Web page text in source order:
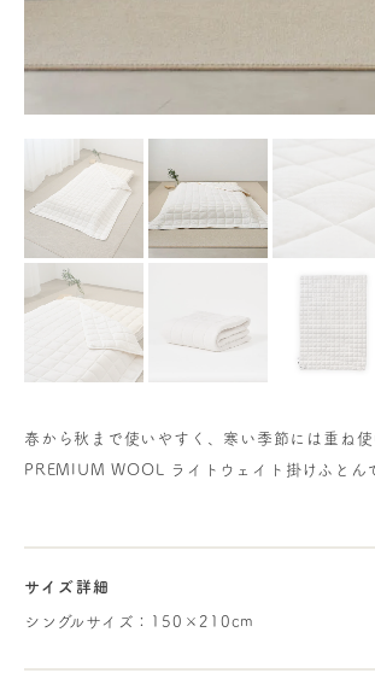
春から秋まで使いやすく、寒い季節には重ね使
PREMIUM WOOL ライトウェイト掛けふとん
サイズ詳細
シングルサイズ：150×210cm